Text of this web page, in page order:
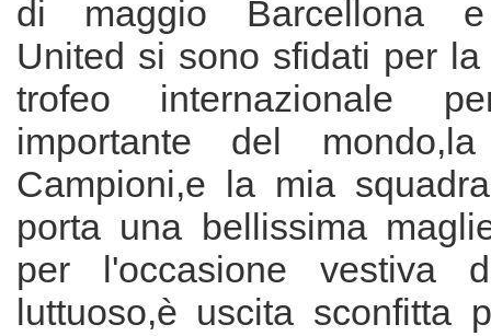
di maggio Barcellona e
United si sono sfidati per
trofeo internazionale
importante del
Campioni,e la mia
porta una bellissima
per l'occasione vestiva
luttuoso,è uscita sconfitta